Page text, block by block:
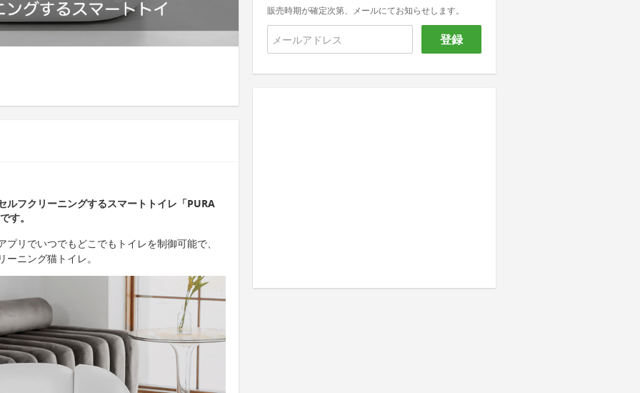
ルフクリーニングするスマートトイレ「PURA
す。
リでいつでもどこでもトイレを制御可能で、
ニング猫トイレ。
販売時期が確定次第、メールにてお知らせします。
登録